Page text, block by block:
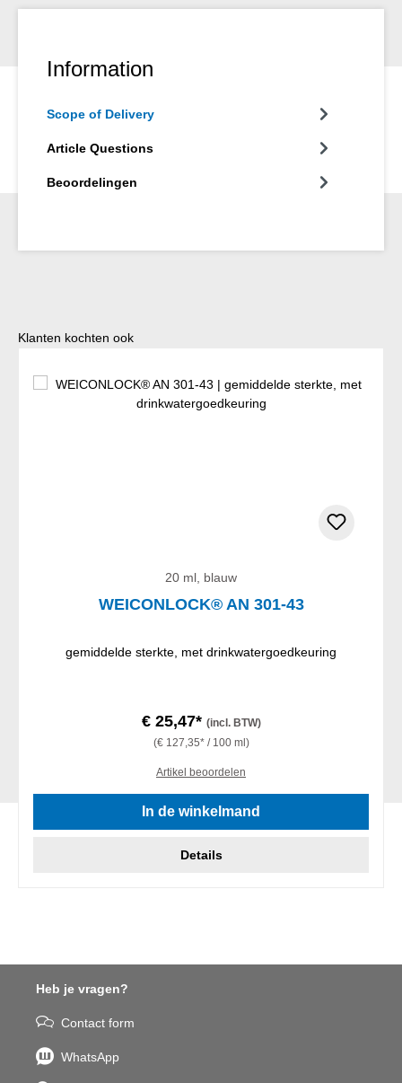
Information
Scope of Delivery
Article Questions
Beoordelingen
Productgalerij overslaan
Klanten kochten ook
20 ml, blauw
WEICONLOCK® AN 301-43
gemiddelde sterkte, met drinkwatergoedkeuring
€ 25,47* (incl. BTW)
(€ 127,35* / 100 ml)
Artikel beoordelen
In de winkelmand
Details
Heb je vragen?
Contact form
WhatsApp